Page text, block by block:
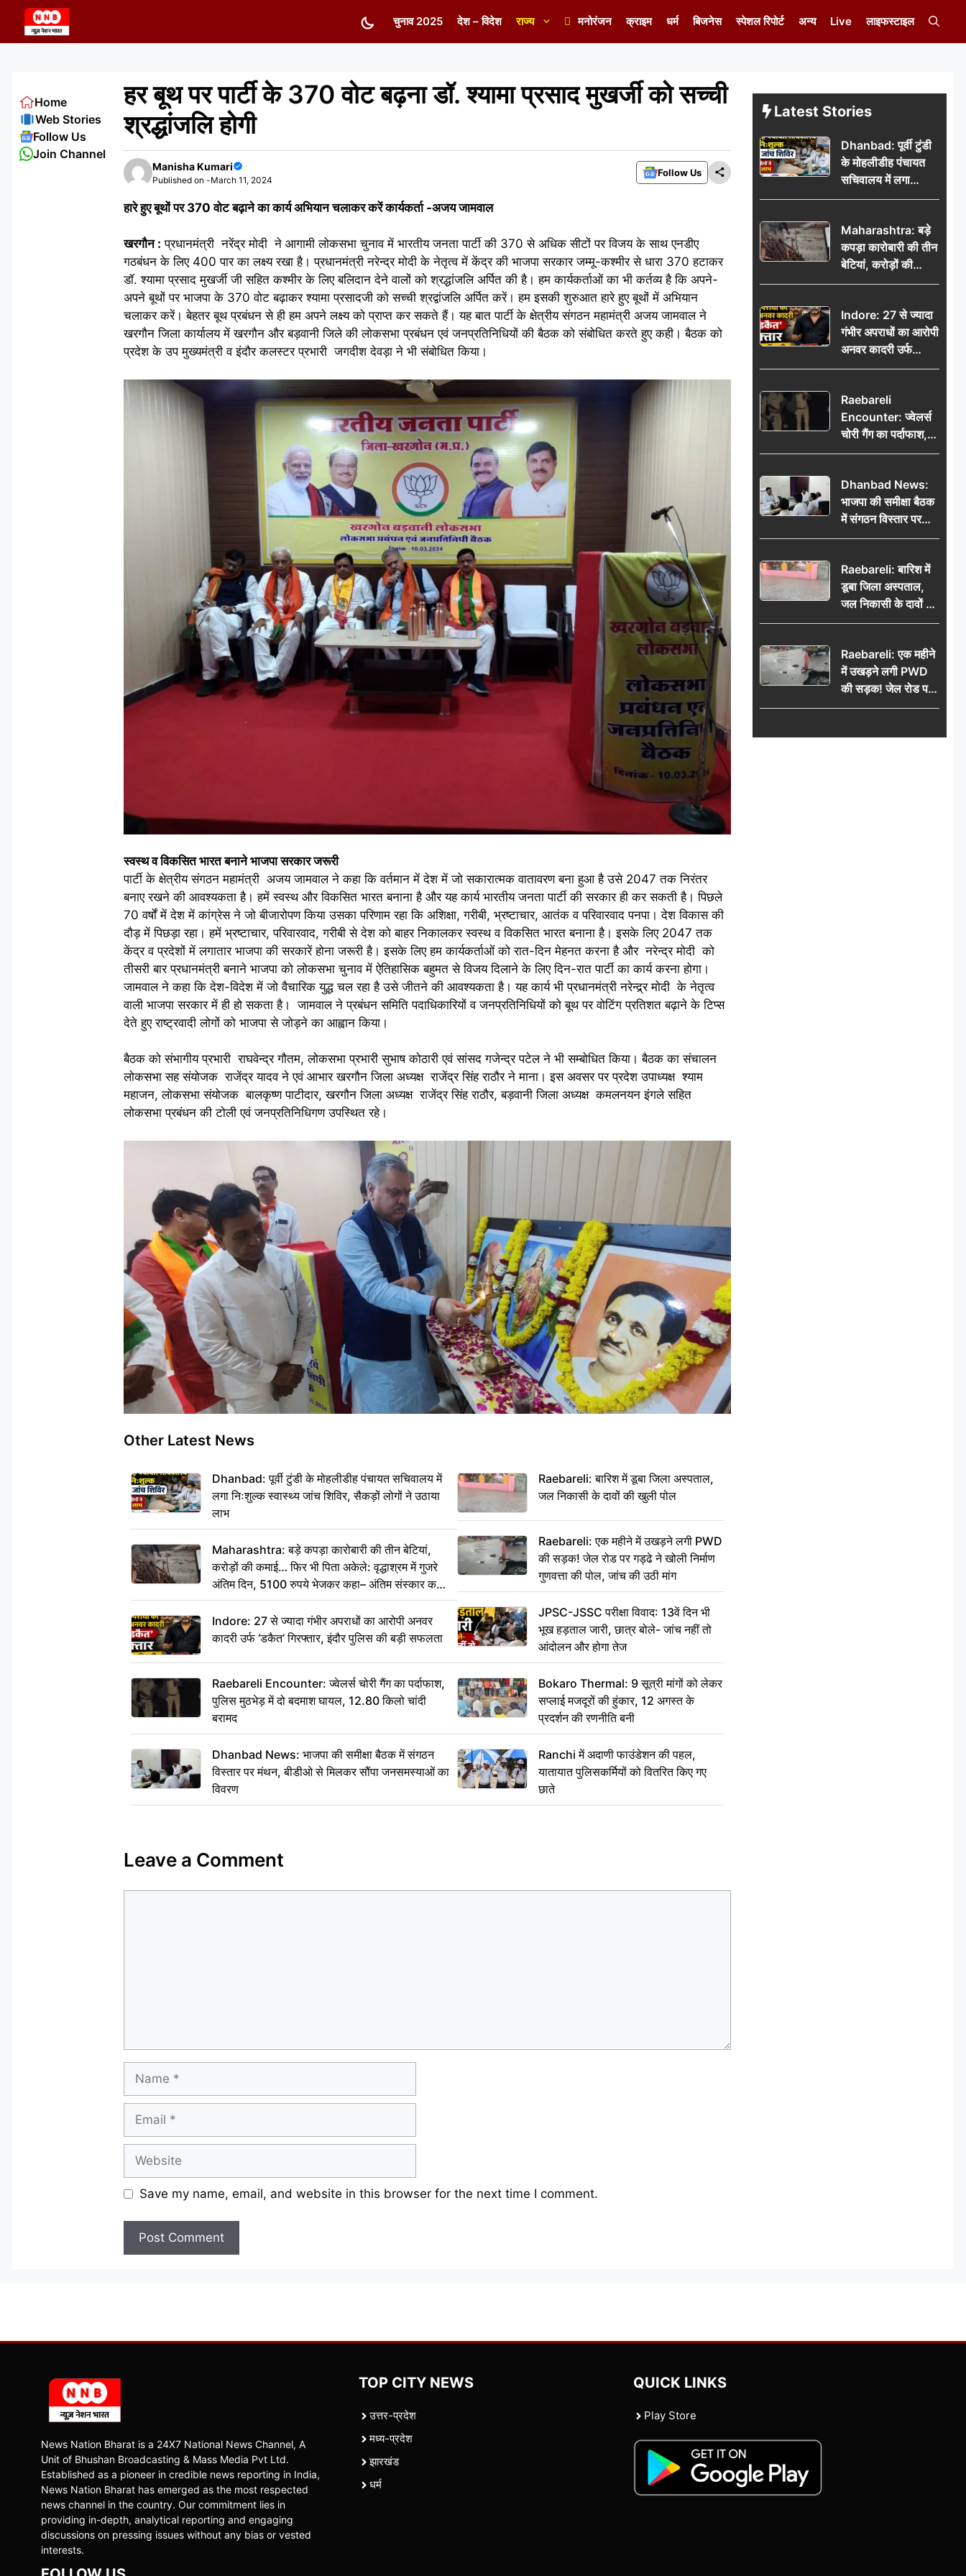
content
चुनाव 2025 देश – विदेश राज्य मनोरंजन क्राइम धर्म बिजनेस स्पेशल रिपोर्ट अन्य Live लाइफस्टाइल
हर बूथ पर पार्टी के 370 वोट बढ़ना डॉ. श्यामा प्रसाद मुखर्जी को सच्ची
श्रद्धांजलि होगी
Manisha Kumari
Published on -March 11, 2024
Follow Us
हारे हुए बूथों पर 370 वोट बढ़ाने का कार्य अभियान चलाकर करें कार्यकर्ता -अजय जामवाल
खरगौन : प्रधानमंत्री नरेंद्र मोदी ने आगामी लोकसभा चुनाव में भारतीय जनता पार्टी की 370 से अधिक सीटों पर विजय के साथ एनडीए
गठबंधन के लिए 400 पार का लक्ष्य रखा है। प्रधानमंत्री नरेन्द्र मोदी के नेतृत्व में केंद्र की भाजपा सरकार जम्मू-कश्मीर से धारा 370 हटाकर
डॉ. श्यामा प्रसाद मुखर्जी जी सहित कश्मीर के लिए बलिदान देने वालों को श्रद्धांजलि अर्पित की है। हम कार्यकर्ताओं का भी कर्तव्य है कि अपने-
अपने बूथों पर भाजपा के 370 वोट बढ़ाकर श्यामा प्रसादजी को सच्ची श्रद्वांजलि अर्पित करें। हम इसकी शुरुआत हारे हुए बूथों में अभियान
चलाकर करें। बेहतर बूथ प्रबंधन से ही हम अपने लक्ष्य को प्राप्त कर सकते हैं। यह बात पार्टी के क्षेत्रीय संगठन महामंत्री अजय जामवाल ने
खरगौन जिला कार्यालय में खरगौन और बड़वानी जिले की लोकसभा प्रबंधन एवं जनप्रतिनिधियों की बैठक को संबोधित करते हुए कही। बैठक को
प्रदेश के उप मुख्यमंत्री व इंदौर कलस्टर प्रभारी जगदीश देवड़ा ने भी संबोधित किया।
स्वस्थ व विकसित भारत बनाने भाजपा सरकार जरूरी
पार्टी के क्षेत्रीय संगठन महामंत्री अजय जामवाल ने कहा कि वर्तमान में देश में जो सकारात्मक वातावरण बना हुआ है उसे 2047 तक निरंतर
बनाए रखने की आवश्यकता है। हमें स्वस्थ और विकसित भारत बनाना है और यह कार्य भारतीय जनता पार्टी की सरकार ही कर सकती है। पिछले
70 वर्षों में देश में कांग्रेस ने जो बीजारोपण किया उसका परिणाम रहा कि अशिक्षा, गरीबी, भ्रष्टाचार, आतंक व परिवारवाद पनपा। देश विकास की
दौड़ में पिछड़ा रहा। हमें भ्रष्टाचार, परिवारवाद, गरीबी से देश को बाहर निकालकर स्वस्थ व विकसित भारत बनाना है। इसके लिए 2047 तक
केंद्र व प्रदेशों में लगातार भाजपा की सरकारें होना जरूरी है। इसके लिए हम कार्यकर्ताओं को रात-दिन मेहनत करना है और नरेन्द्र मोदी को
तीसरी बार प्रधानमंत्री बनाने भाजपा को लोकसभा चुनाव में ऐतिहासिक बहुमत से विजय दिलाने के लिए दिन-रात पार्टी का कार्य करना होगा।
जामवाल ने कहा कि देश-विदेश में जो वैचारिक युद्ध चल रहा है उसे जीतने की आवश्यकता है। यह कार्य भी प्रधानमंत्री नरेन्द्र्र मोदी के नेतृत्व
वाली भाजपा सरकार में ही हो सकता है। जामवाल ने प्रबंधन समिति पदाधिकारियों व जनप्रतिनिधियों को बूथ पर वोटिंग प्रतिशत बढ़ाने के टिप्स
देते हुए राष्ट्रवादी लोगों को भाजपा से जोड़ने का आह्वान किया।
बैठक को संभागीय प्रभारी राघवेन्द्र गौतम, लोकसभा प्रभारी सुभाष कोठारी एवं सांसद गजेन्द्र पटेल ने भी सम्बोधित किया। बैठक का संचालन
लोकसभा सह संयोजक राजेंद्र यादव ने एवं आभार खरगौन जिला अध्यक्ष राजेंद्र सिंह राठौर ने माना। इस अवसर पर प्रदेश उपाध्यक्ष श्याम
महाजन, लोकसभा संयोजक बालकृष्ण पाटीदार, खरगौन जिला अध्यक्ष राजेंद्र सिंह राठौर, बड़वानी जिला अध्यक्ष कमलनयन इंगले सहित
लोकसभा प्रबंधन की टोली एवं जनप्रतिनिधिगण उपस्थित रहे।
Other Latest News
Dhanbad: पूर्वी टुंडी के मोहलीडीह पंचायत सचिवालय में
लगा निःशुल्क स्वास्थ्य जांच शिविर, सैकड़ों लोगों ने उठाया
लाभ
Maharashtra: बड़े कपड़ा कारोबारी की तीन बेटियां,
करोड़ों की कमाई… फिर भी पिता अकेले: वृद्धाश्रम में गुजरे
अंतिम दिन, 5100 रुपये भेजकर कहा– अंतिम संस्कार कर
दीजिए हम नहीं आ पाएंगे
Indore: 27 से ज्यादा गंभीर अपराधों का आरोपी अनवर
कादरी उर्फ ‘डकैत’ गिरफ्तार, इंदौर पुलिस की बड़ी सफलता
Raebareli Encounter: ज्वेलर्स चोरी गैंग का पर्दाफाश,
पुलिस मुठभेड़ में दो बदमाश घायल, 12.80 किलो चांदी
बरामद
Dhanbad News: भाजपा की समीक्षा बैठक में संगठन
विस्तार पर मंथन, बीडीओ से मिलकर सौंपा जनसमस्याओं का
विवरण
Raebareli: बारिश में डूबा जिला अस्पताल,
जल निकासी के दावों की खुली पोल
Raebareli: एक महीने में उखड़ने लगी PWD
की सड़क! जेल रोड पर गड्ढे ने खोली निर्माण
गुणवत्ता की पोल, जांच की उठी मांग
JPSC-JSSC परीक्षा विवाद: 13वें दिन भी
भूख हड़ताल जारी, छात्र बोले- जांच नहीं तो
आंदोलन और होगा तेज
Bokaro Thermal: 9 सूत्री मांगों को लेकर
सप्लाई मजदूरों की हुंकार, 12 अगस्त के
प्रदर्शन की रणनीति बनी
Ranchi में अदाणी फाउंडेशन की पहल,
यातायात पुलिसकर्मियों को वितरित किए गए
छाते
Leave a Comment
Save my name, email, and website in this browser for the next time I comment.
Home
Web Stories
Follow Us
Join Channel
Latest Stories
Dhanbad: पूर्वी टुंडी
के मोहलीडीह पंचायत
सचिवालय में लगा
निःशुल्क स्वास्थ्य जांच
उठाया लाभ
Maharashtra: बड़े
कपड़ा कारोबारी की तीन
बेटियां, करोड़ों की
कमाई… फिर भी पिता
अंतिम दिन, 5100 रुपये
भेजकर कहा– अंतिम
संस्कार कर दीजिए हम
नहीं आ पाएंगे
Indore: 27 से ज्यादा
गंभीर अपराधों का आरोपी
अनवर कादरी उर्फ
‘डकैत’ गिरफ्तार, इंदौर
Raebareli
Encounter: ज्वेलर्स
चोरी गैंग का पर्दाफाश,
पुलिस मुठभेड़ में दो
किलो चांदी बरामद
Dhanbad News:
भाजपा की समीक्षा बैठक
में संगठन विस्तार पर
मंथन, बीडीओ से
जनसमस्याओं का विवरण
Raebareli: बारिश में
डूबा जिला अस्पताल,
जल निकासी के दावों की
खुली पोल
Raebareli: एक महीने
में उखड़ने लगी PWD
की सड़क! जेल रोड पर
गड्ढे ने खोली निर्माण
की उठी मांग
News Nation Bharat is a 24X7 National News Channel, A
Unit of Bhushan Broadcasting & Mass Media Pvt Ltd.
Established as a pioneer in credible news reporting in India,
News Nation Bharat has emerged as the most respected
news channel in the country. Our commitment lies in
providing in-depth, analytical reporting and engaging
discussions on pressing issues without any bias or vested
interests.
TOP CITY NEWS
उत्तर-प्रदेश
मध्य-प्रदेश
झारखंड
धर्म
QUICK LINKS
Play Store